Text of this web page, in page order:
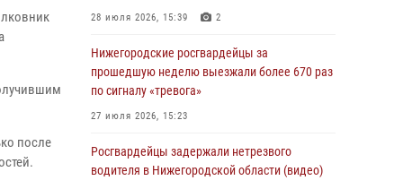
после
28 июля 2026, 15:39 2
Нижегородские росгвардейцы за
прошедшую неделю выезжали более 670 раз
по сигналу «тревога»
27 июля 2026, 15:23
Росгвардейцы задержали нетрезвого
водителя в Нижегородской области (видео)